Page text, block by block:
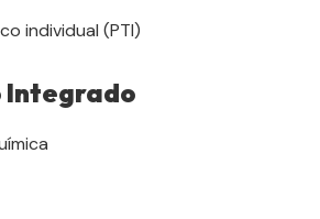
individual (PTI)